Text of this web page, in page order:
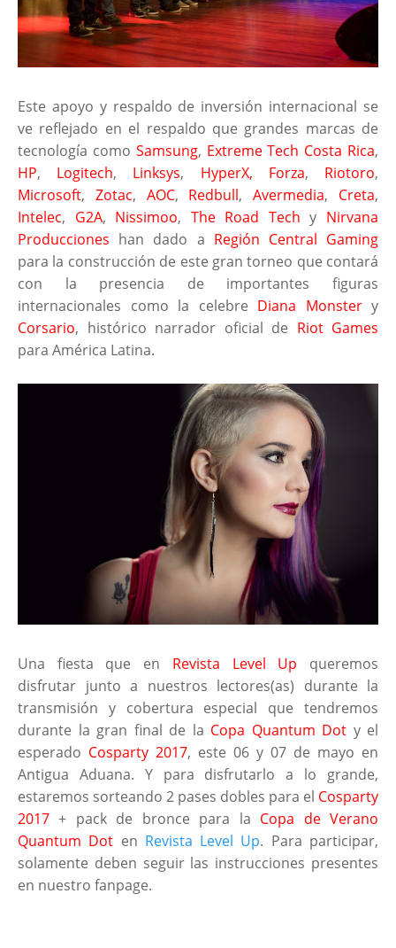
Este apoyo y respaldo de inversión internacional se
ve reflejado en el respaldo que grandes marcas de
tecnología como Samsung, Extreme Tech Costa Rica,
HP, Logitech, Linksys, HyperX, Forza, Riotoro,
Microsoft, Zotac, AOC, Redbull,Avermedia, Creta,
Intelec, G2A, Nissimoo, The Road Tech y Nirvana
Producciones han dado a Región Central Gaming
para la construcción de este gran torneo que contará
con la presencia de importantes figuras
internacionales como la celebre Diana Monstery
Corsario, histórico narrador oficial de Riot Games
para América Latina.
Una fiesta que en Revista Level Up queremos
disfrutar junto a nuestros lectores(as) durante la
transmisión y cobertura especial que tendremos
durante la gran final de la Copa Quantum Dot y el
esperado Cosparty 2017, este 06 y 07 de mayo en
Antigua Aduana. Y para disfrutarlo a lo grande,
estaremos sorteando 2 pases dobles para el Cosparty
2017+ pack de bronce para la Copa de Verano
Quantum Dot en Revista Level Up. Para participar,
solamente deben seguir las instrucciones presentes
en nuestro fanpage.